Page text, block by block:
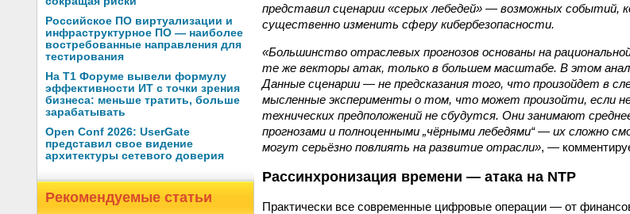
Российское ПО виртуализации и
инфраструктурное ПО — наиболее
востребованные направления для
тестирования
На Т1 Форуме вывели формулу
эффективности ИТ с точки зрения
бизнеса: меньше тратить, больше
зарабатывать
Open Conf 2026: UserGate
представил свое видение
архитектуры сетевого доверия
Рекомендуемые статьи
представил сценарии «серых лебедей» — возможных событий,
существенно изменить сферу кибербезопасности.
«Большинство отраслевых прогнозов основаны на
те же векторы атак, только в большем масштабе. В этом
Данные сценарии — не предсказания того, что произойдет в
мысленные эксперименты о том, что может произойти, если
технических предположений не сбудутся. Они занимают
прогнозами и полноценными „чёрными лебедями“ — их сложно
могут серьёзно повлиять на развитие отрасли», —
Рассинхронизация времени — атака на NTP
Практически все современные цифровые операции — от